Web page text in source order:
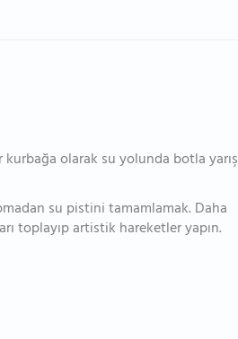
olarak su yolunda botla yarış
su pistini tamamlamak. Daha
toplayıp artistik hareketler yapın.